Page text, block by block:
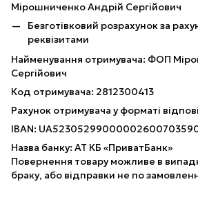
Мірошниченко Андрій Сергійович
Безготівковий розрахунок за
реквізитами
Найменування отримувача: ФОП
Сергійович
Код отримувача: 2812300413
Рахунок отримувача у форматі
IBAN:
Назва банку: АТ КБ «ПриватБанк»
Повернення товару можливе в
браку, або відправки не по